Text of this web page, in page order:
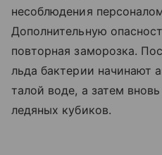
несоблюдения
Дополнительную
повторная заморозка.
льда бактерии начинают
талой воде, а затем
ледяных кубиков.